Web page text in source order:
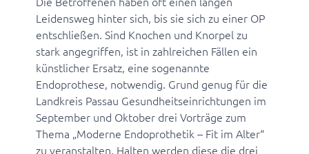
Leidensweg hinter sich, bis sie sich zu einer OP
entschließen. Sind Knochen und Knorpel zu
stark angegriffen, ist in zahlreichen Fällen ein
künstlicher Ersatz, eine sogenannte
Endoprothese, notwendig. Grund genug für die
Landkreis Passau Gesundheitseinrichtungen im
September und Oktober drei Vorträge zum
Thema „Moderne Endoprothetik – Fit im Alter“
zu veranstalten. Halten werden diese die drei